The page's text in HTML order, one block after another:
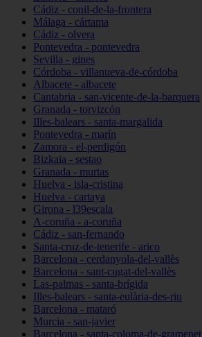
Cádiz - conil-de-la-frontera
Málaga - cártama
Cádiz - olvera
Pontevedra - pontevedra
Sevilla - gines
Córdoba - villanueva-de-córdoba
Albacete - albacete
Cantabria - san-vicente-de-la-barquera
Granada - torvizcón
Illes-balears - santa-margalida
Pontevedra - marín
Zamora - el-perdigón
Bizkaia - sestao
Granada - murtas
Huelva - isla-cristina
Huelva - cartaya
Girona - l39escala
A-coruña - a-coruña
Cádiz - san-fernando
Santa-cruz-de-tenerife - arico
Barcelona - cerdanyola-del-vallès
Barcelona - sant-cugat-del-vallès
Las-palmas - santa-brígida
Illes-balears - santa-eulària-des-riu
Barcelona - mataró
Murcia - san-javier
Barcelona - santa-coloma-de-gramenet